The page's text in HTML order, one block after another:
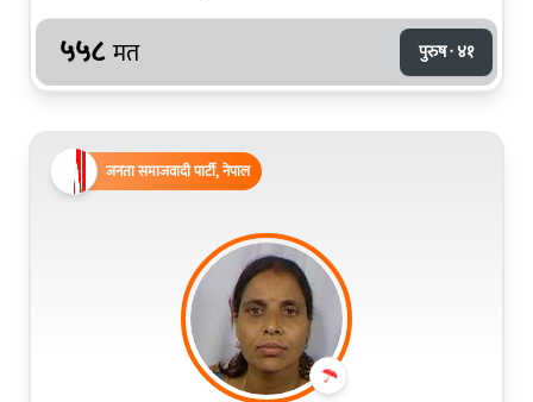
५५८ मत पुरुष · ४१
जनता समाजवादी पार्टी, नेपाल